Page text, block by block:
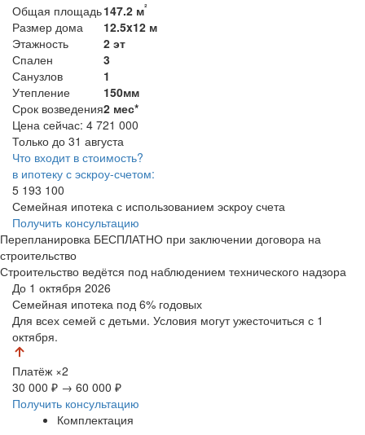
Общая площадь147.2 м²
Размер дома
12.5x12 м
Этажность
2 эт
Спален
3
Санузлов
1
Утепление
150мм
Срок возведения2 мес*
Цена сейчас: 4 721 000
Только до 31 августа
Что входит в стоимость?
в ипотеку с эскроу-счетом:
5 193 100
Семейная ипотека с использованием эскроу счета
Получить консультацию
Перепланировка БЕСПЛАТНО при заключении договора на
строительство
Строительство ведётся под наблюдением технического надзора
До 1 октября 2026
Семейная ипотека под 6% годовых
Для всех семей с детьми. Условия могут ужесточиться с 1
октября.
Платёж ×2
30 000 ₽ → 60 000 ₽
Получить консультацию
Комплектация